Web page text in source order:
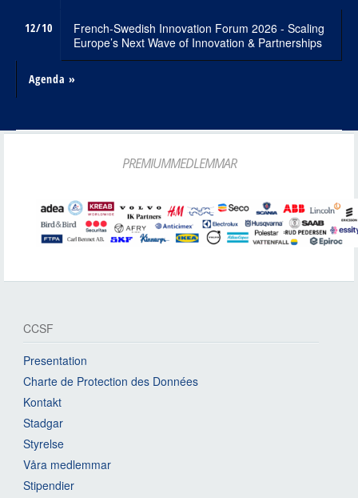
12/10
French-Swedish Innovation Forum 2026 - Scaling
Europe’s Next Wave of Innovation & Partnerships
Agenda »
PREMIUMMEDLEMMAR
CCSF
Presentation
Charte de Protection des Données
Kontakt
Stadgar
Styrelse
Våra medlemmar
Stipendier